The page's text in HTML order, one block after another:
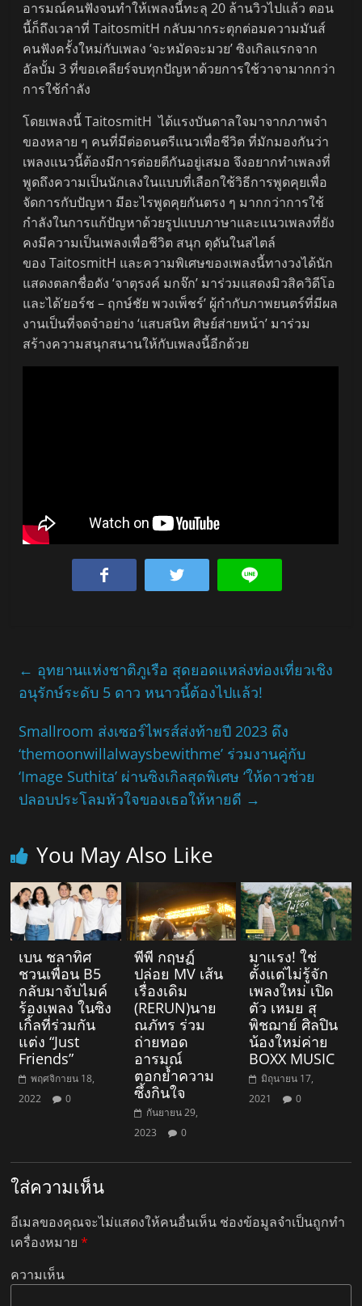
อารมณ์คนฟังจนทำให้เพลงนี้ทะลุ 20 ล้านวิวไปแล้ว ตอน
นี้ก็ถึงเวลาที่ TaitosmitH กลับมากระตุกต่อมความมันส์
คนฟังครั้งใหม่กับเพลง ‘จะหมัดจะมวย’ ซิงเกิลแรกจาก
อัลบั้ม 3 ที่ขอเคลียร์จบทุกปัญหาด้วยการใช้วาจามากกว่า
การใช้กำลัง
โดยเพลงนี้ TaitosmitH ได้แรงบันดาลใจมาจากภาพจำ
ของหลาย ๆ คนที่มีต่อดนตรีแนวเพื่อชีวิต ที่มักมองกันว่า
เพลงแนวนี้ต้องมีการต่อยตีกันอยู่เสมอ จึงอยากทำเพลงที่
พูดถึงความเป็นนักเลงในแบบที่เลือกใช้วิธีการพูดคุยเพื่อ
จัดการกับปัญหา มีอะไรพูดคุยกันตรง ๆ มากกว่าการใช้
กำลังในการแก้ปัญหาด้วยรูปแบบภาษาและแนวเพลงที่ยัง
คงมีความเป็นเพลงเพื่อชีวิต สนุก ดุดันในสไตล์
ของ TaitosmitH และความพิเศษของเพลงนี้ทางวงได้นัก
แสดงตลกชื่อดัง ‘จาตุรงค์ มกจ๊ก’ มาร่วมแสดงมิวสิควิดีโอ
และได้’ยอร์ช – ฤกษ์ชัย พวงเพ็ชร์’ ผู้กำกับภาพยนตร์ที่มีผล
งานเป็นที่จดจำอย่าง ‘แสบสนิท ศิษย์ส่ายหน้า’ มาร่วม
สร้างความสนุกสนานให้กับเพลงนี้อีกด้วย
← อุทยานแห่งชาติภูเรือ สุดยอดแหล่งท่องเที่ยวเชิง
อนุรักษ์ระดับ 5 ดาว หนาวนี้ต้องไปแล้ว!
Smallroom ส่งเซอร์ไพรส์ส่งท้ายปี 2023 ดึง
‘themoonwillalwaysbewithme’ ร่วมงานคู่กับ
‘Image Suthita’ ผ่านซิงเกิลสุดพิเศษ ‘ให้ดาวช่วย
ปลอบประโลมหัวใจของเธอให้หายดี →
You May Also Like
เบน ชลาทิศ
ชวนเพื่อน B5
กลับมาจับไมค์
ร้องเพลง ในซิง
เกิ้ลที่ร่วมกัน
แต่ง “Just
Friends”
พฤศจิกายน 18,
2022
0
พีพี กฤษฏ์
ปล่อย MV เส้น
เรื่องเดิม
(RERUN)นาย
ณภัทร ร่วม
ถ่ายทอด
อารมณ์
ตอกย้ำความ
ซึ้งกินใจ
กันยายน 29,
2023
0
มาแรง! ใช่
ตั้งแต่ไม่รู้จัก
เพลงใหม่ เปิด
ตัว เหมย สุ
พิชฌาย์ ศิลปิน
น้องใหม่ค่าย
BOXX MUSIC
มิถุนายน 17,
2021
0
ใส่ความเห็น
อีเมลของคุณจะไม่แสดงให้คนอื่นเห็น ช่องข้อมูลจำเป็นถูกทำ
เครื่องหมาย*
ความเห็น